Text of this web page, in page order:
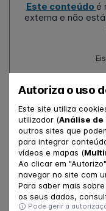
Autoriza o uso
Este site utiliza
utilizador (Análise de
outros sites que
para integrar
vídeos e mapas (
Ao clicar em
navegar no site com
Para saber mais
os seus dados,
Pode gerir a
Este conteúdo é
externa e não
Veja a reportagem
PARTILHE